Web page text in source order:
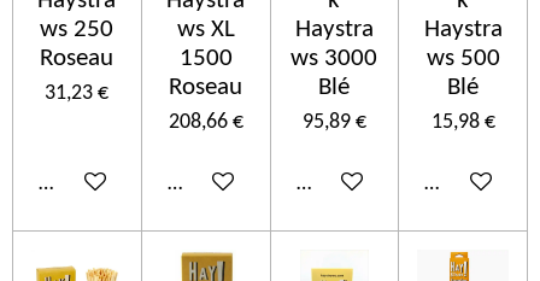
ws 250
Roseau
31,23 €
In den Warenkorb
ws XL
1500
Roseau
208,66 €
In den Warenkorb
Haystra
ws 3000
Blé
95,89 €
In den Warenkorb
Haystra
ws 500
Blé
15,98 €
In den